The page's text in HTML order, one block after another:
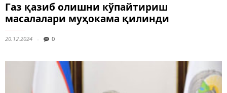
Газ қазиб олишни кўпайтириш
масалалари муҳокама қилинди
20.12.2024 0